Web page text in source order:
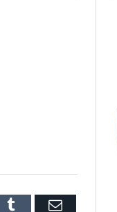
Tumblr Email